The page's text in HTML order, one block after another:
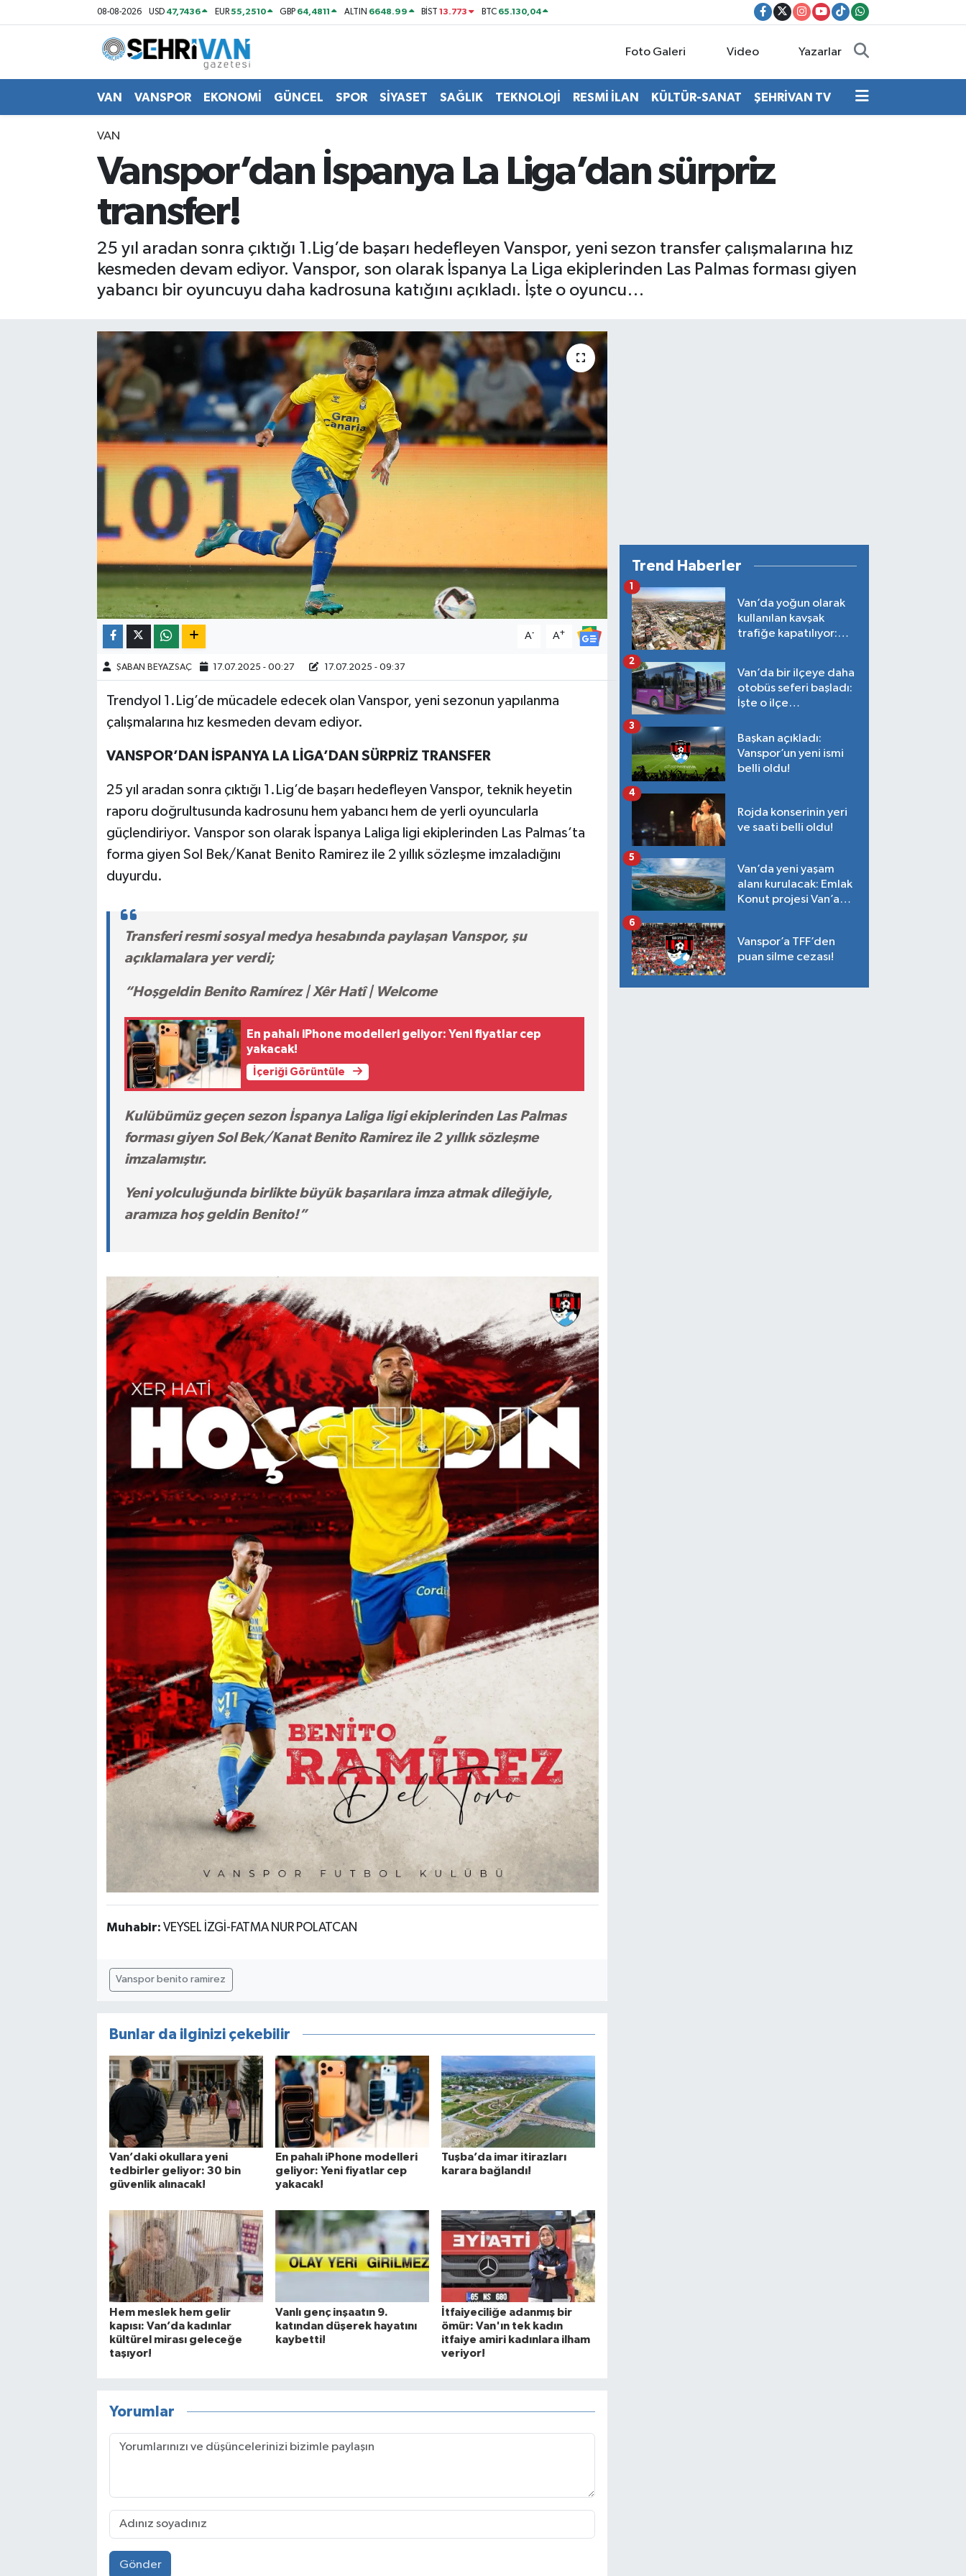
08-08-2026 USD 47,7436 EUR55,2510 GBP 64,4811 ALTIN 6648.99 BİST13.773 BTC 65.130,04
Foto Galeri Video Yazarlar
VAN VANSPOR EKONOMİ GÜNCEL SPOR SİYASET SAĞLIK TEKNOLOJİ RESMİ İLAN KÜLTÜR-SANAT ŞEHRİVAN TV
VAN
Vanspor’dan İspanya La Liga’dan sürpriz
transfer!
25 yıl aradan sonra çıktığı 1.Lig’de başarı hedefleyen Vanspor, yeni sezon transfer çalışmalarına hız
kesmeden devam ediyor. Vanspor, son olarak İspanya La Liga ekiplerinden Las Palmas forması giyen
yabancı bir oyuncuyu daha kadrosuna katığını açıkladı. İşte o oyuncu…
A- A+
ŞABAN BEYAZSAÇ 17.07.2025 - 00:27 17.07.2025 - 09:37
Trendyol 1.Lig’de mücadele edecek olan Vanspor, yeni sezonun yapılanma
çalışmalarına hız kesmeden devam ediyor.
VANSPOR’DAN İSPANYA LA LİGA’DAN SÜRPRİZ TRANSFER
25 yıl aradan sonra çıktığı 1.Lig’de başarı hedefleyen Vanspor, teknik heyetin
raporu doğrultusunda kadrosunu hem yabancı hem de yerli oyuncularla
güçlendiriyor. Vanspor son olarak İspanya Laliga ligi ekiplerinden Las Palmas’ta
forma giyen Sol Bek/Kanat Benito Ramirez ile 2 yıllık sözleşme imzaladığını
duyurdu.
Transferi resmi sosyal medya hesabında paylaşan Vanspor, şu
açıklamalara yer verdi;
“Hoşgeldin Benito Ramírez | Xêr Hatî | Welcome
En pahalı iPhone modelleri geliyor: Yeni fiyatlar cep
yakacak!
İçeriği Görüntüle
Kulübümüz geçen sezon İspanya Laliga ligi ekiplerinden Las Palmas
forması giyen Sol Bek/Kanat Benito Ramirez ile 2 yıllık sözleşme
imzalamıştır.
Yeni yolculuğunda birlikte büyük başarılara imza atmak dileğiyle,
aramıza hoş geldin Benito!”
Muhabir: VEYSEL İZGİ-FATMA NUR POLATCAN
Vanspor benito ramirez
Bunlar da ilginizi çekebilir
Van’daki okullara yeni
tedbirler geliyor: 30 bin
güvenlik alınacak!
En pahalı iPhone modelleri
geliyor: Yeni fiyatlar cep
yakacak!
Tuşba’da imar itirazları
karara bağlandı!
Hem meslek hem gelir
kapısı: Van’da kadınlar
kültürel mirası geleceğe
taşıyor!
Vanlı genç inşaatın 9.
katından düşerek hayatını
kaybetti!
İtfaiyeciliğe adanmış bir
ömür: Van'ın tek kadın
itfaiye amiri kadınlara ilham
veriyor!
Yorumlar
Gönder
Trend Haberler
Van’da yoğun olarak
kullanılan kavşak
trafiğe kapatılıyor:
1
Van’da bir ilçeye daha
otobüs seferi başladı:
İşte o ilçe…
2
Başkan açıkladı:
Vanspor’un yeni ismi
belli oldu!
3
Rojda konserinin yeri
ve saati belli oldu!
4
Van’da yeni yaşam
alanı kurulacak: Emlak
Konut projesi Van’a
5
Vanspor’a TFF’den
puan silme cezası!
6
Van Nöbetçi Eczaneler
Van Hava Durumu
Van Trafik Yoğunluk Haritası
Süper Lig Puan Durumu ve Fikstür
Son Dakika Haberleri